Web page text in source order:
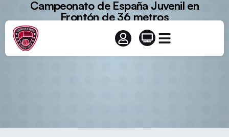
Campeonato de España Juvenil en
Frontón de 36 metros